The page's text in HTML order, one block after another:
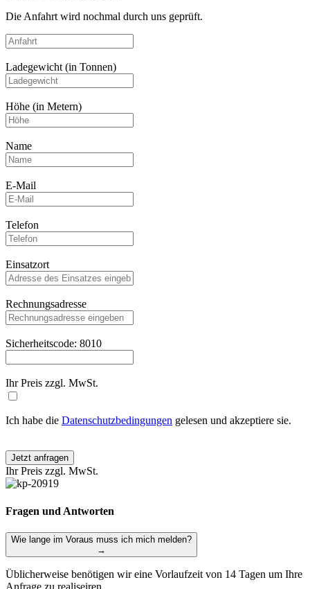
Die Anfahrt wird nochmal durch uns geprüft.
Ladegewicht (in Tonnen)
Höhe (in Metern)
Name
E-Mail
Telefon
Einsatzort
Rechnungsadresse
Sicherheitscode: 8010
Ihr Preis zzgl. MwSt.
Ich habe die Datenschutzbedingungen gelesen und akzeptiere sie.
Jetzt anfragen
Ihr Preis zzgl. MwSt.
Fragen und Antworten
Wie lange im Voraus muss ich mich melden?
→
Üblicherweise benötigen wir eine Vorlaufzeit von 14 Tagen um Ihre
Anfrage zu realiseiren.